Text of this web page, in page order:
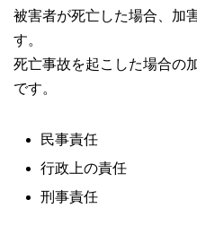
被害者が死亡した場合、加
す。
死亡事故を起こした場合の
です。
民事責任
行政上の責任
刑事責任